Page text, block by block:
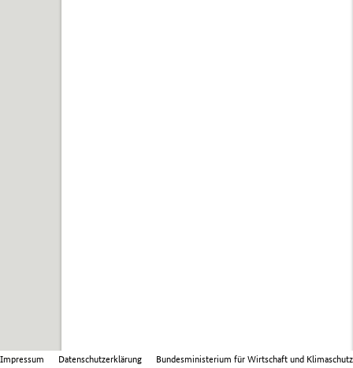
Impressum Datenschutzerklärung Bundesministerium für Wirtschaft und Klimaschutz